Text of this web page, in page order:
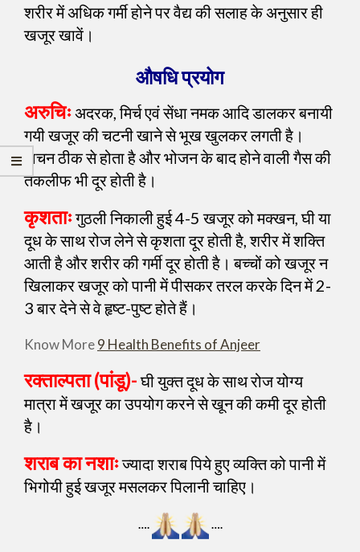
शरीर में अधिक गर्मी होने पर वैद्य की सलाह के अनुसार ही
खजूर खावें।
औषधि प्रयोग
अरुचिःअदरक, मिर्च एवं सेंधा नमक आदि डालकर बनायी
गयी खजूर की चटनी खाने से भूख खुलकर लगती है।
पाचन ठीक से होता है और भोजन के बाद होने वाली गैस की
तकलीफ भी दूर होती है।
कृशताःगुठली निकाली हुई 4-5 खजूर को मक्खन, घी या
दूध के साथ रोज लेने से कृशता दूर होती है, शरीर में शक्ति
आती है और शरीर की गर्मी दूर होती है। बच्चों को खजूर न
खिलाकर खजूर को पानी में पीसकर तरल करके दिन में 2-
3 बार देने से वे हृष्ट-पुष्ट होते हैं।
Know More9 Health Benefits of Anjeer
रक्ताल्पता (पांडू)- घी युक्त दूध के साथ रोज योग्य
मात्रा में खजूर का उपयोग करने से खून की कमी दूर होती
है।
शराब का नशाःज्यादा शराब पिये हुए व्यक्ति को पानी में
भिगोयी हुई खजूर मसलकर पिलानी चाहिए।
…. ….